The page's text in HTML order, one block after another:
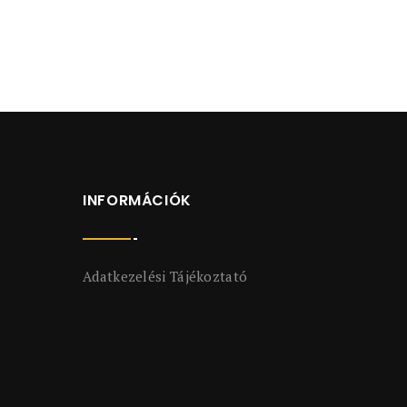
INFORMÁCIÓK
Adatkezelési Tájékoztató